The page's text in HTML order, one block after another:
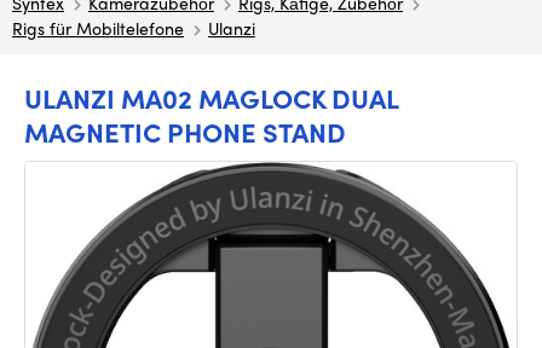
Rigs für Mobiltelefone
Ulanzi
ULANZI MA02 MAGLOCK DUAL
MAGNETIC PHONE STAND